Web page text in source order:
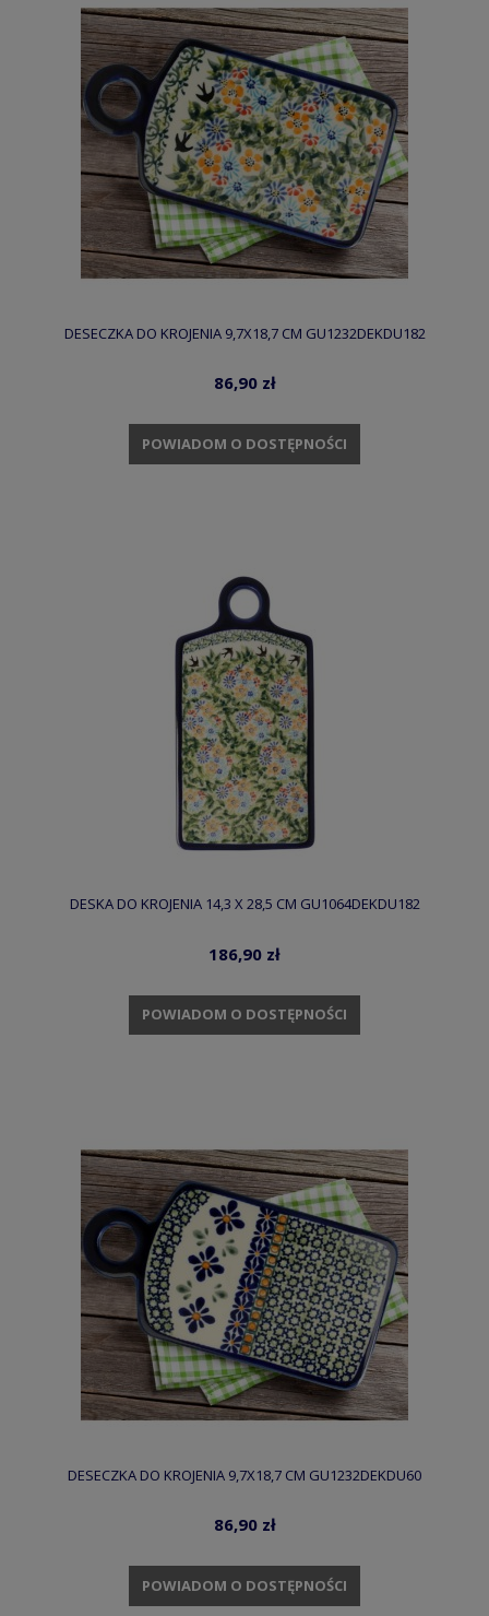
DESECZKA DO KROJENIA 9,7X18,7 CM GU1232DEKDU182
86,90 zł
POWIADOM O DOSTĘPNOŚCI
DESKA DO KROJENIA 14,3 X 28,5 CM GU1064DEKDU182
186,90 zł
POWIADOM O DOSTĘPNOŚCI
DESECZKA DO KROJENIA 9,7X18,7 CM GU1232DEKDU60
86,90 zł
POWIADOM O DOSTĘPNOŚCI